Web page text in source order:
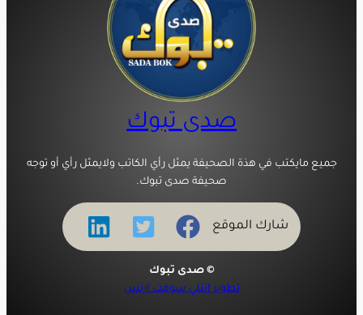
صدى تبوك
جميع مايكتب في هذة الصحيفة يمثل رأي الكاتب ولايمثل رأي أو توجه
صحيفة صدى تبوك.
شارك الموقع
© صدى تبوك
تطوير انتلي سوفت ارتس